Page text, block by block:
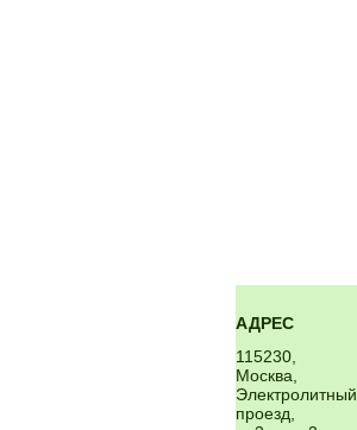
АДРЕС
115230,
Москва,
Электролитный
проезд,